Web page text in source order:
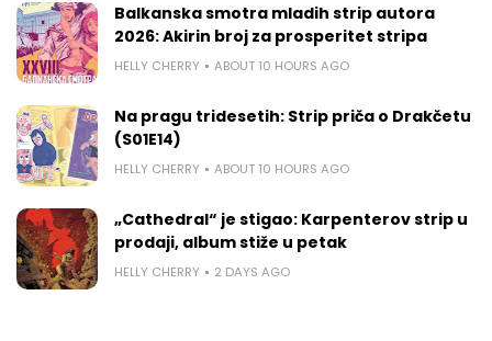
Balkanska smotra mladih strip autora
2026: Akirin broj za prosperitet stripa
HELLY CHERRY ABOUT 10 HOURS AGO
Na pragu tridesetih: Strip priča o Drakčetu
(S01E14)
HELLY CHERRY ABOUT 10 HOURS AGO
„Cathedral“ je stigao: Karpenterov strip u
prodaji, album stiže u petak
HELLY CHERRY 2 DAYS AGO